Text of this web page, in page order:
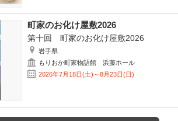
町家のお化け屋敷2026
第十回 町家のお化け屋敷2026
岩手県
もりおか町家物語館 浜藤ホール
2026年7月18日(土)～8月23日(日)